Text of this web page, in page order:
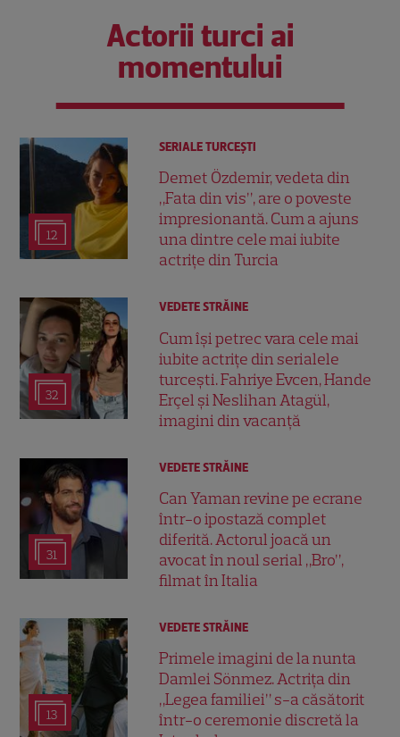
Actorii turci ai
momentului
12
SERIALE TURCEŞTI
Demet Özdemir, vedeta din
„Fata din vis”, are o poveste
impresionantă. Cum a ajuns
una dintre cele mai iubite
actrițe din Turcia
32
VEDETE STRĂINE
Cum își petrec vara cele mai
iubite actrițe din serialele
turcești. Fahriye Evcen, Hande
Erçel și Neslihan Atagül,
imagini din vacanță
31
VEDETE STRĂINE
Can Yaman revine pe ecrane
într-o ipostază complet
diferită. Actorul joacă un
avocat în noul serial „Bro”,
filmat în Italia
13
VEDETE STRĂINE
Primele imagini de la nunta
Damlei Sönmez. Actrița din
„Legea familiei” s-a căsătorit
într-o ceremonie discretă la